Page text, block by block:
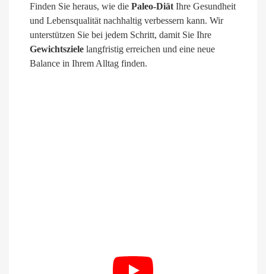
Finden Sie heraus, wie die Paleo-Diät Ihre Gesundheit
und Lebensqualität nachhaltig verbessern kann. Wir
unterstützen Sie bei jedem Schritt, damit Sie Ihre
Gewichtsziele langfristig erreichen und eine neue
Balance in Ihrem Alltag finden.